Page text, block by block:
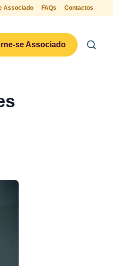
Associado FAQs Contactos
se Associado